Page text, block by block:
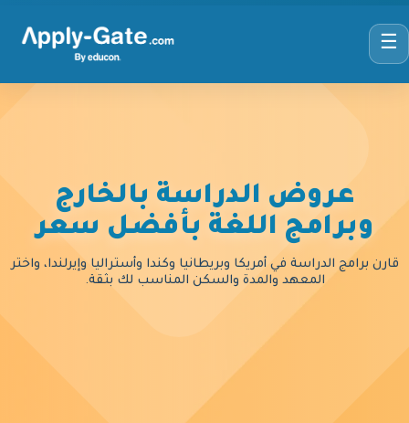
☰
عروض الدراسة بالخارج
وبرامج اللغة بأفضل سعر
قارن برامج الدراسة في أمريكا وبريطانيا وكندا وأستراليا وإيرلندا، واختر
المعهد والمدة والسكن المناسب لك بثقة.